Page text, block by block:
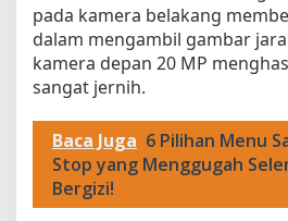
pada kamera belakang
dalam mengambil gambar
kamera depan 20 MP
sangat jernih.
Baca Juga 6 Pilihan Menu
Stop yang Menggugah
Bergizi!